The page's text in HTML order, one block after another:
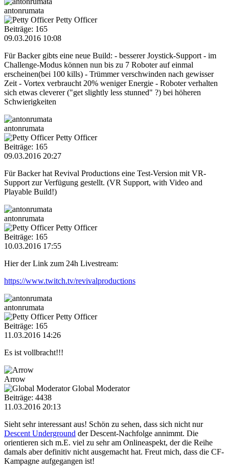
antonrumata
Petty Officer
Beiträge: 165
09.03.2016 10:08
Für Backer gibts eine neue Build: - besserer Joystick-Support - im
Challenge-Modus können nun bis zu 7 Roboter auf einmal
erscheinen(bei 100 kills) - Trümmer verschwinden nach gewisser
Zeit - Vortex verbraucht 20% weniger Energie - Roboter verhalten
sich etwas cleverer ("get slightly less stunned" ?) bei höheren
Schwierigkeiten
antonrumata
Petty Officer
Beiträge: 165
09.03.2016 20:27
Für Backer hat Revival Productions eine Test-Version mit VR-
Support zur Verfügung gestellt. (VR Support, with Video and
Playable Build!)
antonrumata
Petty Officer
Beiträge: 165
10.03.2016 17:55
Hier der Link zum 24h Livestream:
https://www.twitch.tv/revivalproductions
antonrumata
Petty Officer
Beiträge: 165
11.03.2016 14:26
Es ist vollbracht!!!
Arrow
Global Moderator
Beiträge: 4438
11.03.2016 20:13
Sieht sehr interessant aus! Schön zu sehen, dass sich nicht nur
Descent Underground der Descent-Nachfolge annimmt. Die
orientieren sich m.E. viel zu sehr am Onlineaspekt, der die Reihe
damals aber definitiv nicht ausgemacht hat. Freut mich, dass die CF-
Kampagne aufgegangen ist!